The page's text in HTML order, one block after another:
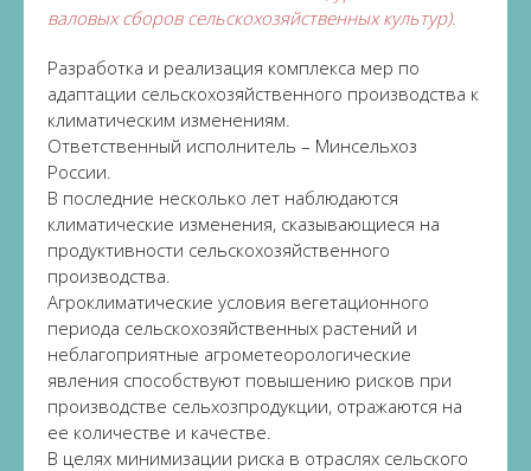
валовых сборов сельскохозяйственных культур).
Разработка и реализация комплекса мер по
адаптации сельскохозяйственного производства к
климатическим изменениям.
Ответственный исполнитель – Минсельхоз
России.
В последние несколько лет наблюдаются
климатические изменения, сказывающиеся на
продуктивности сельскохозяйственного
производства.
Агроклиматические условия вегетационного
периода сельскохозяйственных растений и
неблагоприятные агрометеорологические
явления способствуют повышению рисков при
производстве сельхозпродукции, отражаются на
ее количестве и качестве.
В целях минимизации риска в отраслях сельского